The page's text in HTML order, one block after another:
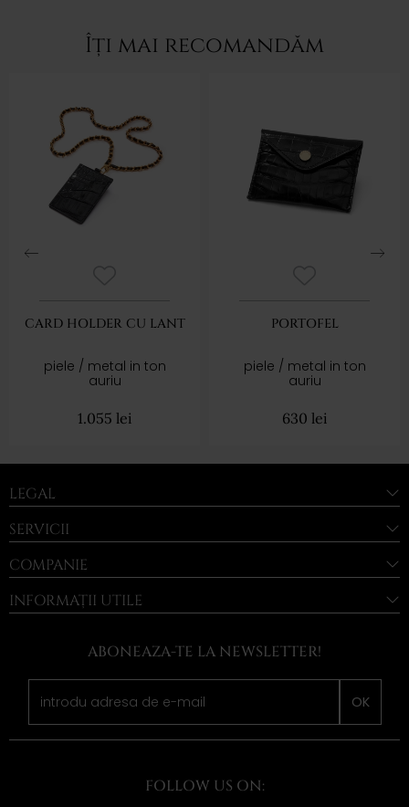
Îți mai recomandăm
CARD HOLDER CU LANT
piele / metal in ton
auriu
1.055 lei
PORTOFEL
piele / metal in ton
auriu
630 lei
LEGAL
SERVICII
COMPANIE
INFORMAȚII UTILE
ABONEAZA-TE LA NEWSLETTER!
OK
FOLLOW US ON: